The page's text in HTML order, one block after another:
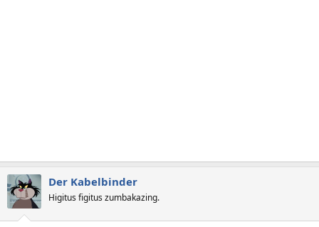
Der Kabelbinder
Higitus figitus zumbakazing.